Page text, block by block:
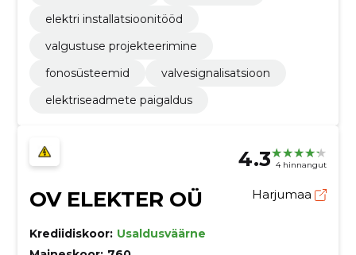
elektri installatsioonitööd
valgustuse projekteerimine
fonosüsteemid
valvesignalisatsioon
elektriseadmete paigaldus
4.3 4 hinnangut
OV ELEKTER OÜ Harjumaa
Krediidiskoor: Usaldusväärne